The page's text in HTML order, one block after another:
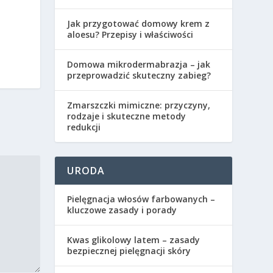
Jak przygotować domowy krem z
aloesu? Przepisy i właściwości
Domowa mikrodermabrazja – jak
przeprowadzić skuteczny zabieg?
Zmarszczki mimiczne: przyczyny,
rodzaje i skuteczne metody
redukcji
URODA
Pielęgnacja włosów farbowanych –
kluczowe zasady i porady
Kwas glikolowy latem – zasady
bezpiecznej pielęgnacji skóry